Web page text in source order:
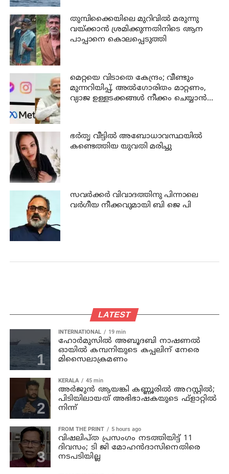
തുമ്പിക്കൈയിലെ മുറിവില്‍ മരുന്നു
വയ്ക്കാന്‍ ശ്രമിക്കുന്നതിനിടെ ആന
പാപ്പാനെ കൊലപ്പെടുത്തി
മെറ്റയെ വിടാതെ കേന്ദ്രം; വീണ്ടും
മുന്നറിയിപ്പ്, അൽഗോരിതം മാറ്റണം,
വ്യാജ ഉള്ളടക്കങ്ങൾ നീക്കം ചെയ്യാൻ
ഭര്‍തൃ വീട്ടില്‍ അബോധാവസ്ഥയില്‍
കണ്ടെത്തിയ യുവതി മരിച്ചു
സവര്‍ക്കര്‍ വിവാദത്തിനു പിന്നാലെ
വര്‍ഗീയ നീക്കവുമായി ബി ജെ പി
LATEST
INTERNATIONAL 19 min
ഹോര്‍മുസില്‍ അബൂദബി നാഷണല്‍
ഓയില്‍ കമ്പനിയുടെ കപ്പലിന് നേരെ
മിസൈലാക്രമണം
KERALA 45 min
അര്‍ജുന്‍ ആയങ്കി കണ്ണൂരില്‍ അറസ്റ്റില്‍;
പിടിയിലായത് അഭിഭാഷകയുടെ ഫ്‌ളാറ്റില്‍
നിന്ന്
FROM THE PRINT 5 hours ago
വിഷലിപ്ത പ്രസംഗം നടത്തിയിട്ട് 11
ദിവസം; ടി ജി മോഹൻദാസിനെതിരെ
നടപടിയില്ല